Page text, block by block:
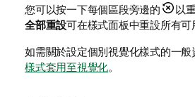
您可以按一下每個區段旁邊的
以
全部重設可在樣式面板中重設所有可
如需關於設定個別視覺化樣式的一
樣式套用至視覺化。